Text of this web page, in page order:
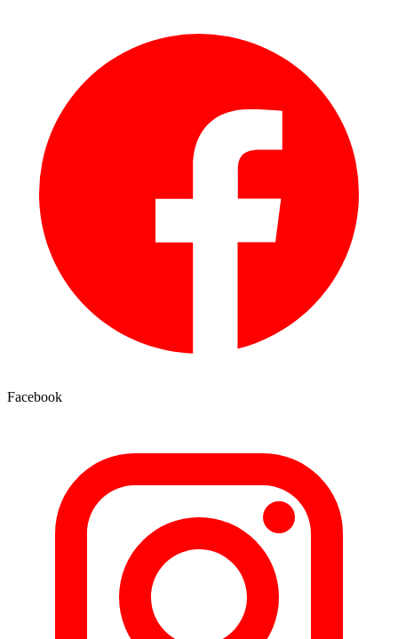
Facebook